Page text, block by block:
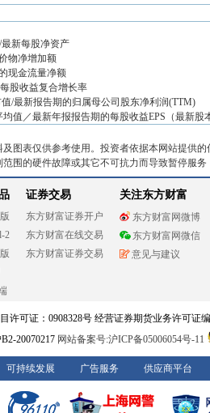
新每股净资产
物净增加额
现金流量净额
股收益复合增长率
/最新报告期的归属母公司股东净利润(TTM)
值／最新年报报告期的每股收益EPS（最新股
图表仅供参考使用。投资者依据本网站提供
围的硬件故障或其它不可抗力而导致暂停服